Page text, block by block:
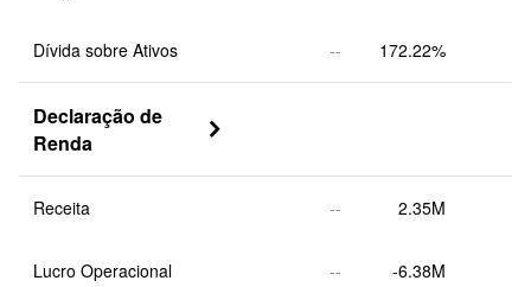
Dívida sobre Ativos -- 172.22%
Declaração de
Renda

Receita -- 2.35M
Lucro Operacional -- -6.38M